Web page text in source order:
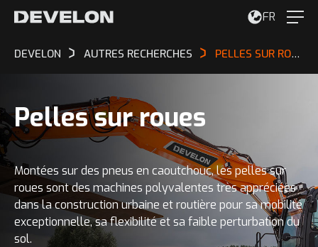
FR
DEVELON AUTRES RECHERCHES PELLES SUR ROUES
Pelles sur roues
Montées sur des pneus en caoutchouc, les pelles sur
roues sont des machines polyvalentes très appréciées
dans la construction urbaine et routière pour sa mobilité
exceptionnelle, sa flexibilité et sa faible perturbation du
sol.